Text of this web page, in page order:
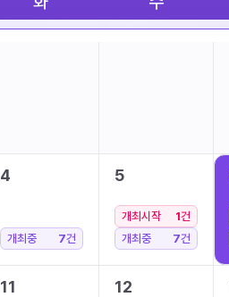
4
개최중 7건
5
개최시작 1건
개최중
7건
11 12